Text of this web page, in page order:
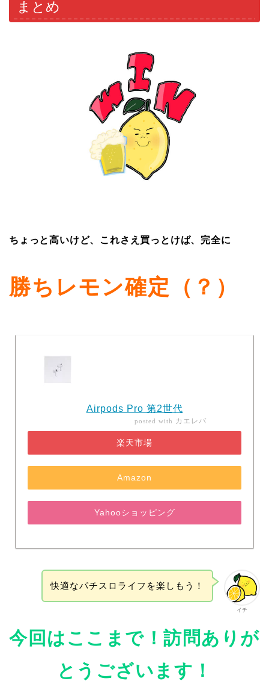
まとめ
ちょっと高いけど、これさえ買っとけば、完全に
勝ちレモン確定（？）
Airpods Pro 第2世代
posted with カエレバ
楽天市場
Amazon
Yahooショッピング
イチ
快適なパチスロライフを楽しもう！
今回はここまで！訪問ありが
とうございます！